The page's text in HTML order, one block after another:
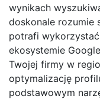
wynikach
doskonale rozumie
potrafi
ekosystemie
Twojej firmy w
optymalizację
podstawowym